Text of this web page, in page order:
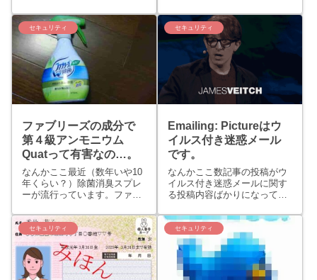
策にAkismetやJetpackを利用
していますが、それらのスパ
ム対策を回避した（され
た？）模様です。はじめは承
認しようかと思ったので...
数にランダムに送信している
のでしょうね。荷物の不在の
ショートメール（SMS）や5
月下旬頃によくあったNTTか
らの利用料金やクレジットカ
ード...
セキュリティ
ファブリーズの成分で
第４級アンモニウム
Quatって有害なの…。
なんかここ最近（数年いや10
年くらい？）除菌消臭スプレ
ーが流行っています。ファブ
他にもあるとかもしれません
が、ファブリーズに含まれる
成分で第４級アンモニウムと
いう類のものでQuat（クウォ
ット）と呼ばれる有機系の
除...
セキュリティ
Emailing: Pictureはウ
イルス付き迷惑メール
です。
なんかここ数記事の投稿がウ
イルス付き迷惑メールに関す
る投稿内容ばかりになってし
も、迷惑メール（ウイルス付
きも含め）で困る方が少なく
なるのならと思い書いていま
す。5月初旬にもブログタイ
トルにある「Emailing: P...
セキュリティ セキュリティ